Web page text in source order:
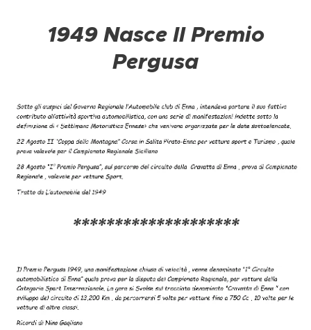
1949 Nasce Il Premio
Pergusa
********************